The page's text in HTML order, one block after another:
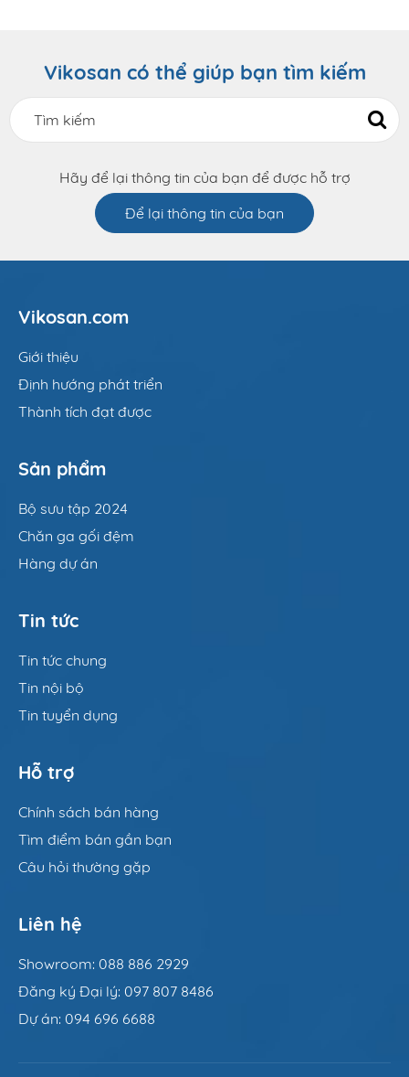
Vikosan có thể giúp bạn tìm kiếm
Hãy để lại thông tin của bạn để được hỗ trợ
Để lại thông tin của bạn
Vikosan.com
Giới thiệu
Định hướng phát triển
Thành tích đạt được
Sản phẩm
Bộ sưu tập 2024
Chăn ga gối đệm
Hàng dự án
Tin tức
Tin tức chung
Tin nội bộ
Tin tuyển dụng
Hỗ trợ
Chính sách bán hàng
Tìm điểm bán gần bạn
Câu hỏi thường gặp
Liên hệ
Showroom: 088 886 2929
Đăng ký Đại lý: 097 807 8486
Dự án: 094 696 6688